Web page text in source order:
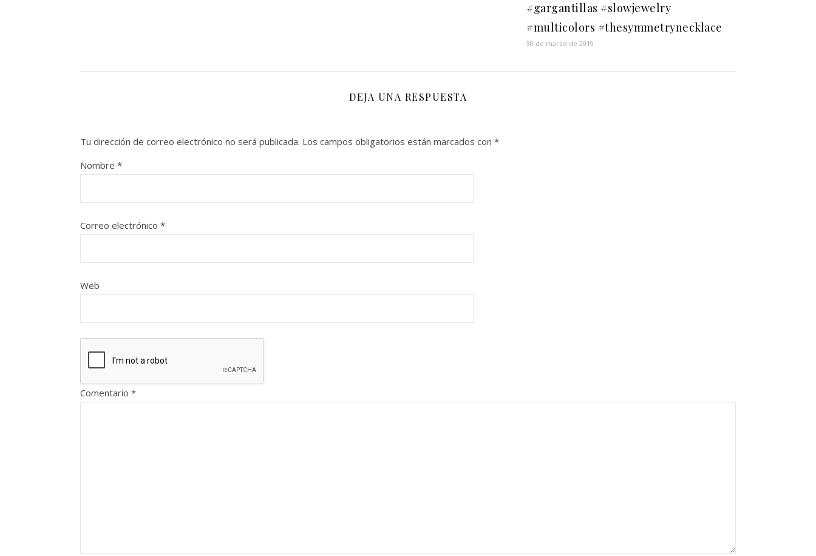
#gargantillas #slowjewelry
#multicolors #thesymmetrynecklace
30 de marzo de 2019
DEJA UNA RESPUESTA
Tu dirección de correo electrónico no será publicada. Los campos obligatorios están marcados con *
Nombre *
Correo electrónico *
Web
Comentario *